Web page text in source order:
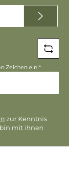
Zeichen ein *
zur Kenntnis
mit ihnen